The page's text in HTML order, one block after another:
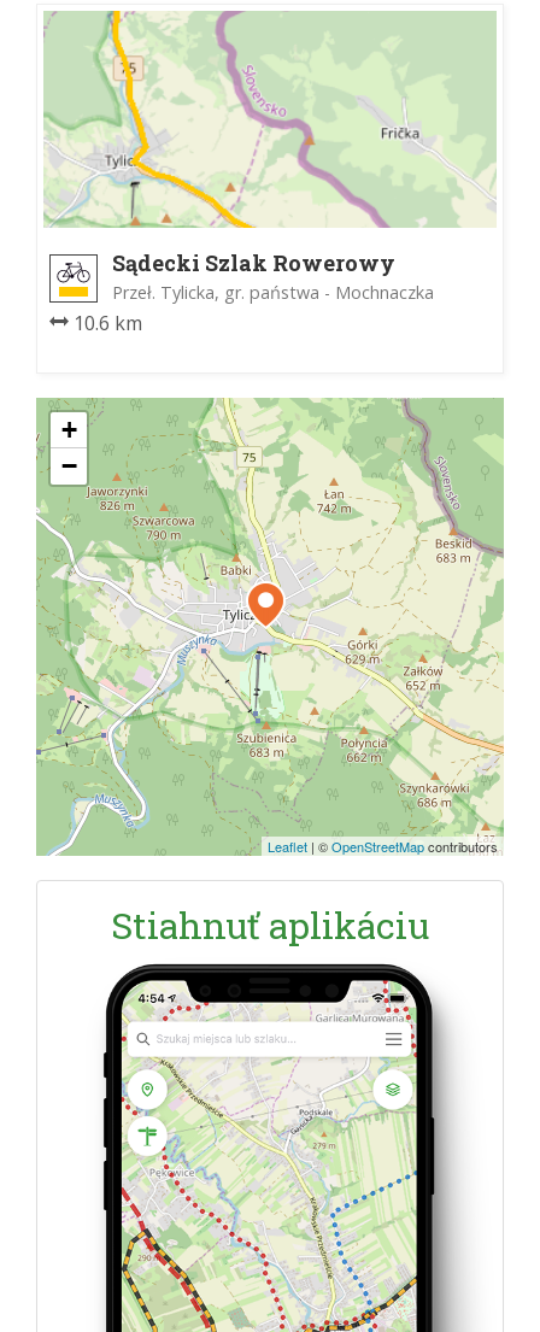
Sądecki Szlak Rowerowy
Przeł. Tylicka, gr. państwa - Mochnaczka
10.6 km
+
−
Leaflet | ©OpenStreetMapcontributors
Stiahnuť aplikáciu